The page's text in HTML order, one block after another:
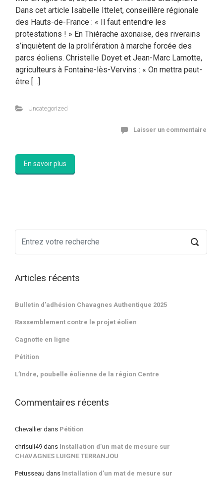
Dans cet article Isabelle Ittelet, conseillère régionale
des Hauts-de-France : « Il faut entendre les
protestations ! » En Thiérache axonaise, des riverains
s’inquiètent de la prolifération à marche forcée des
parcs éoliens. Christelle Doyet et Jean-Marc Lamotte,
agriculteurs à Fontaine-lès-Vervins : « On mettra peut-
être […]
Uncategorized
Laisser un commentaire
En savoir plus
Articles récents
Bulletin d’adhésion Chavagnes Authentique 2025
Rassemblement contre le projet éolien
Cagnotte en ligne
Pétition
L’Indre, poubelle éolienne de la région Centre
Commentaires récents
Chevallierdans Pétition
chrisuli49 dans Installation d’un mat de mesure sur
CHAVAGNES LUIGNE TERRANJOU
Petusseau dans Installation d’un mat de mesure sur